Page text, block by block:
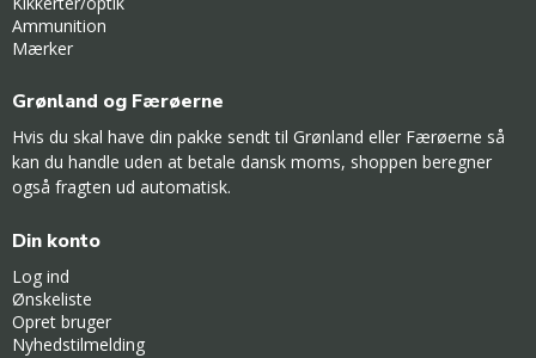
Ammunition
Mærker
Grønland og Færøerne
Hvis du skal have din pakke sendt til Grønland eller Færøerne så
kan du handle uden at betale dansk moms, shoppen beregner
også fragten ud automatisk.
Din konto
Log ind
Ønskeliste
Opret bruger
Nyhedstilmelding